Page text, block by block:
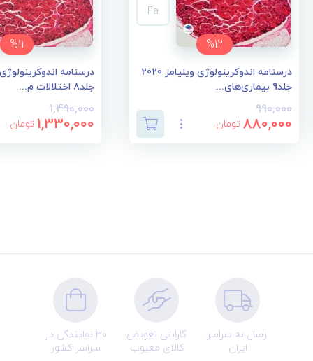
%12
Fa
درسنامه اندوکرینولوژی ویلیامز 2020
جلد9 بیماری‌های...
990,000
880,000 تومان
%11
جلد8 اختلالات م...
1,490,000
1,330,000 تومان
ارسال به سراسر
ایران
گارانتی تعویض
کالای معیوب
30 نمایندگی در
سراسر کشور